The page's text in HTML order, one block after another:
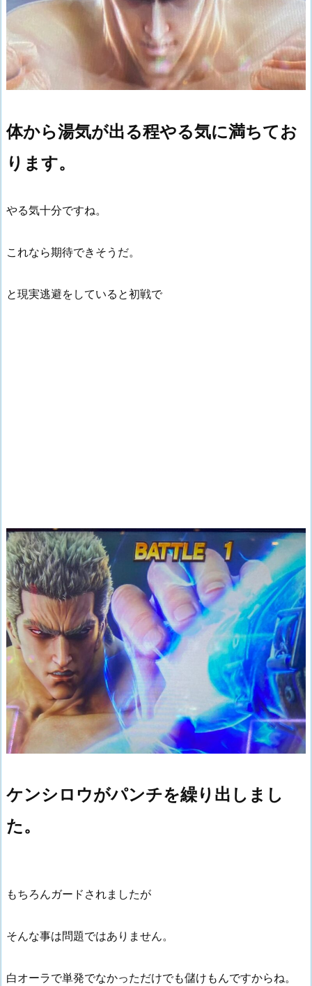
体から湯気が出る程やる気に満ちてお
ります。
やる気十分ですね。
これなら期待できそうだ。
と現実逃避をしていると初戦で
ケンシロウがパンチを繰り出しまし
た。
もちろんガードされましたが
そんな事は問題ではありません。
白オーラで単発でなかっただけでも儲けもんですからね。